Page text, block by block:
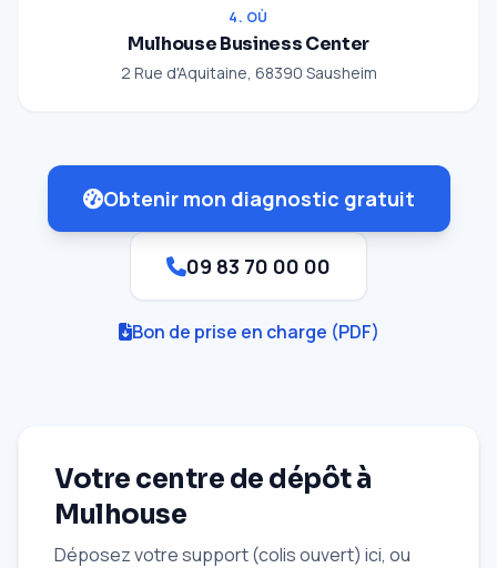
4. OÙ
Mulhouse Business Center
2 Rue d'Aquitaine, 68390 Sausheim
Obtenir mon diagnostic gratuit
09 83 70 00 00
Bon de prise en charge (PDF)
Votre centre de dépôt à
Mulhouse
Déposez votre support (colis ouvert) ici, ou